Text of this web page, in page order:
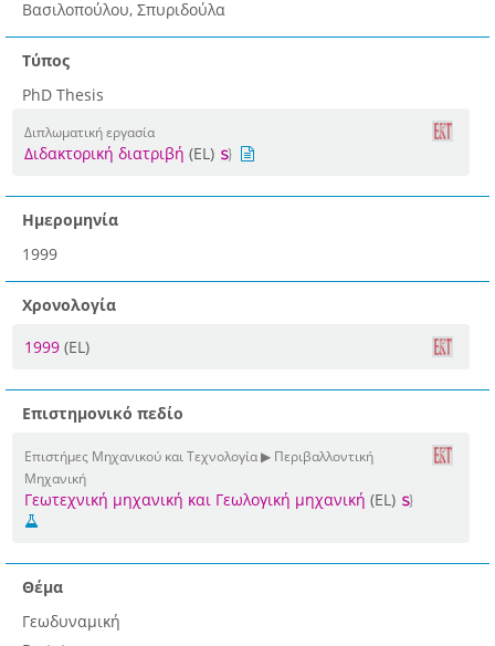
Βασιλοπούλου, Σπυριδούλα
Τύπος
PhD Thesis
Διπλωματική εργασία
Διδακτορική διατριβή (EL)
Ημερομηνία
1999
Χρονολογία
1999 (EL)
Επιστημονικό πεδίο
Επιστήμες Μηχανικού και Τεχνολογία ▶ Περιβαλλοντική
Μηχανική
Γεωτεχνική μηχανική και Γεωλογική μηχανική (EL)
Θέμα
Γεωδυναμική